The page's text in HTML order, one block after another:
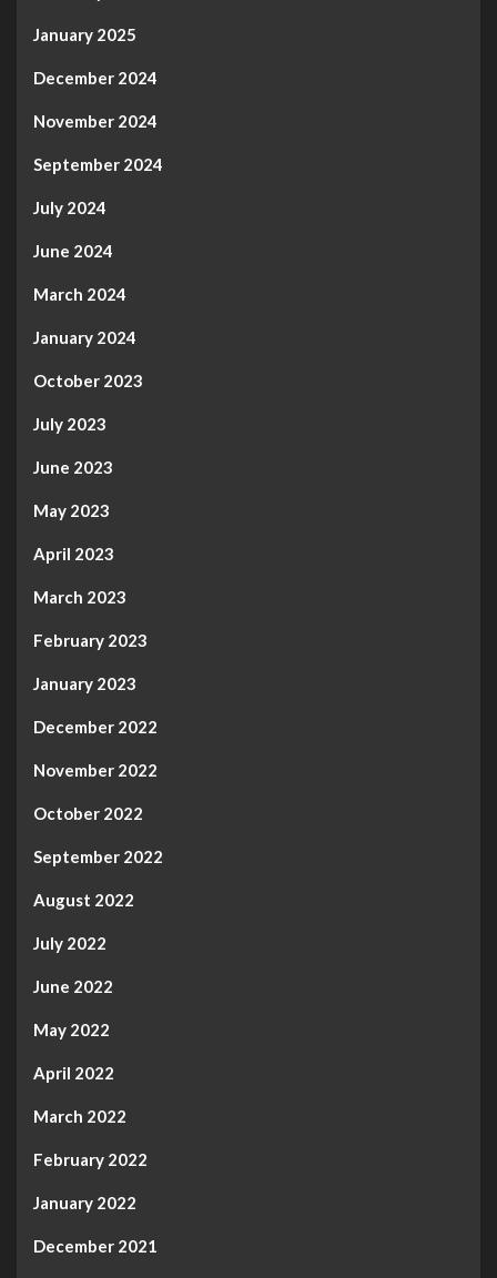
January 2025
December 2024
November 2024
September 2024
July 2024
June 2024
March 2024
January 2024
October 2023
July 2023
June 2023
May 2023
April 2023
March 2023
February 2023
January 2023
December 2022
November 2022
October 2022
September 2022
August 2022
July 2022
June 2022
May 2022
April 2022
March 2022
February 2022
January 2022
December 2021